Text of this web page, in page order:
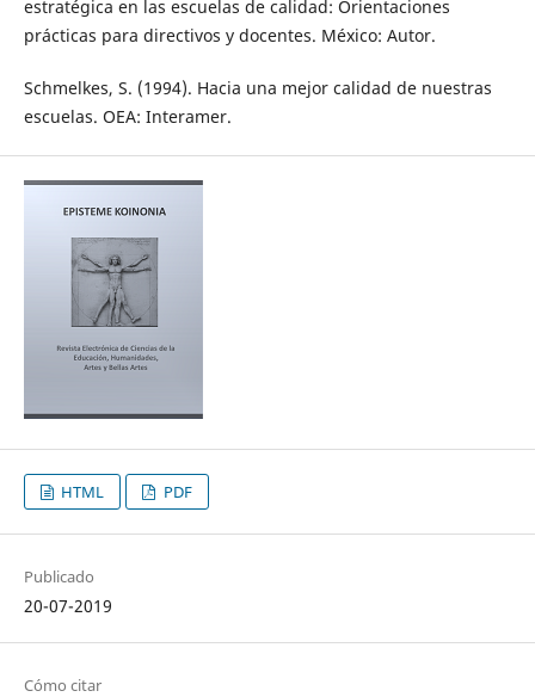
estratégica en las escuelas de calidad: Orientaciones
prácticas para directivos y docentes. México: Autor.
Schmelkes, S. (1994). Hacia una mejor calidad de nuestras
escuelas. OEA: Interamer.
HTML PDF
Publicado
20-07-2019
Cómo citar